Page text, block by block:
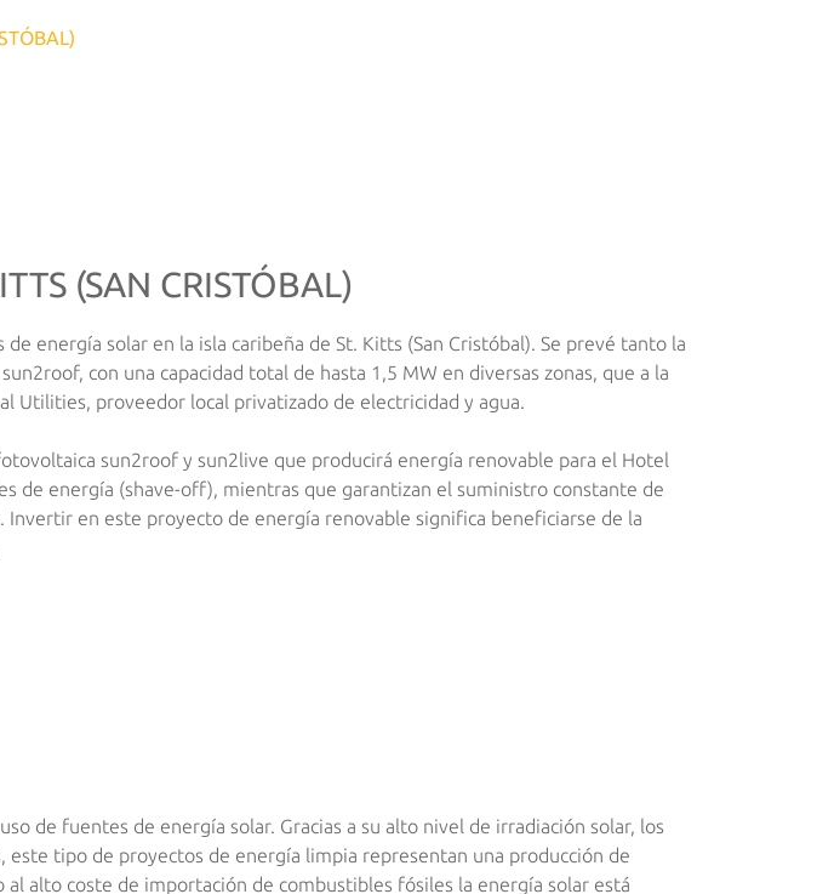
(SAN CRISTÓBAL)
energía solar en la isla caribeña de St. Kitts (San Cristóbal). Se prevé tanto la
con una capacidad total de hasta 1,5 MW en diversas zonas, que a la
Utilities, proveedor local privatizado de electricidad y agua.
sun2roof y sun2live que producirá energía renovable para el Hotel
de energía (shave-off), mientras que garantizan el suministro constante de
en este proyecto de energía renovable significa beneficiarse de la
de fuentes de energía solar. Gracias a su alto nivel de irradiación solar, los
tipo de proyectos de energía limpia representan una producción de
alto coste de importación de combustibles fósiles la energía solar está